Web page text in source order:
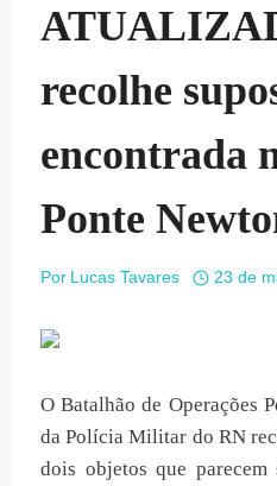
recolhe
encontrada
Ponte
Por Lucas Tavares 23 de
O Batalhão de Operações
da Polícia Militar do RN
dois objetos que